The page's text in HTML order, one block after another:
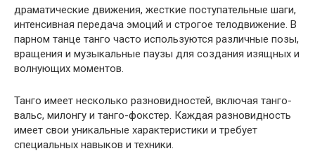
драматические движения, жесткие поступательные шаги,
интенсивная передача эмоций и строгое телодвижение. В
парном танце танго часто используются различные позы,
вращения и музыкальные паузы для создания изящных и
волнующих моментов.
Танго имеет несколько разновидностей, включая танго-
вальс, милонгу и танго-фокстер. Каждая разновидность
имеет свои уникальные характеристики и требует
специальных навыков и техники.